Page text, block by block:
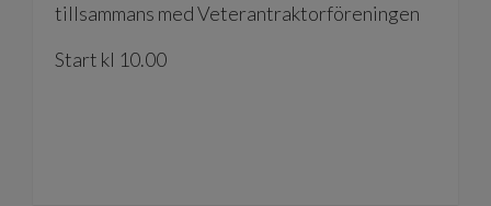
tillsammans med Veterantraktorföreningen
Start kl 10.00